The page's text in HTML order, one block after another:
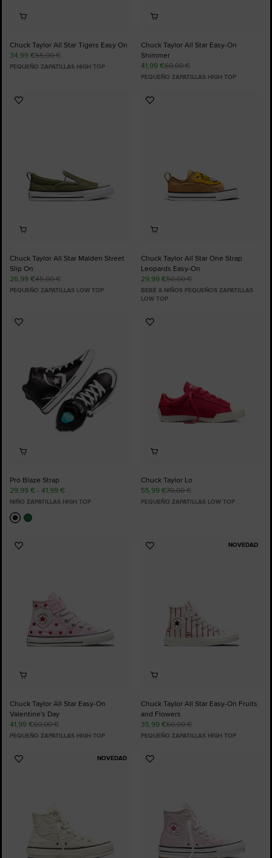
Chuck Taylor All Star Tigers Easy On
34,99 €55,00 €
PEQUEÑO ZAPATILLAS HIGH TOP
Chuck Taylor All Star Easy-On
Shimmer
41,99 €60,00 €
PEQUEÑO ZAPATILLAS HIGH TOP
Añadir
Chuck Taylor All Star Malden Street
Slip On
26,99 €45,00 €
PEQUEÑO ZAPATILLAS LOW TOP
Añadir
Chuck Taylor All Star One Strap
Leopards Easy-On
29,99 €50,00 €
BEBÉ & NIÑOS PEQUEÑOS ZAPATILLAS
LOW TOP
Añadir
Pro Blaze Strap
29,99 € - 41,99 €
NIÑO ZAPATILLAS HIGH TOP
Añadir
Chuck Taylor Lo
55,99 €70,00 €
PEQUEÑO ZAPATILLAS LOW TOP
Añadir
Chuck Taylor All Star Easy-On
Valentine's Day
41,99 €60,00 €
PEQUEÑO ZAPATILLAS HIGH TOP
NOVEDAD
Añadir
Chuck Taylor All Star Easy-On Fruits
and Flowers
35,99 €60,00 €
PEQUEÑO ZAPATILLAS HIGH TOP
NOVEDAD
Añadir
Añadir